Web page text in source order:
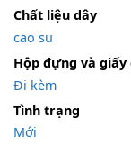
Chất liệu dây
cao su
Hộp đựng và
Đi kèm
Tình trạng
Mới